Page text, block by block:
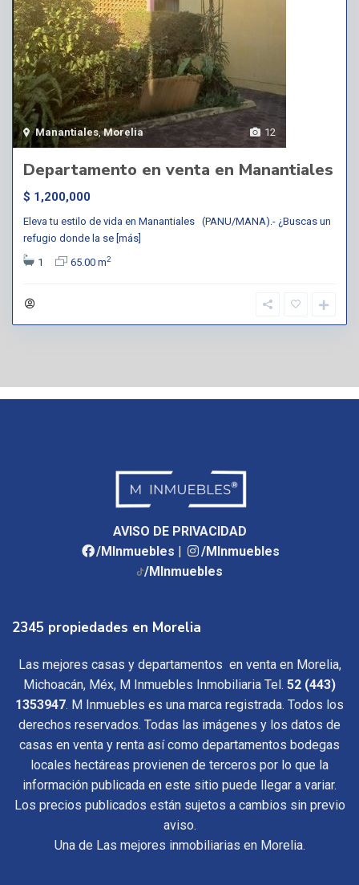
12
Manantiales,Morelia
Departamento en venta en Manantiales
$ 1,200,000
Eleva tu estilo de vida en Manantiales (PANU/MANA).- ¿Buscas un
refugio donde la se [más]
1
65.00 m2
AVISO DE PRIVACIDAD
/MInmuebles |
/MInmuebles
/MInmuebles
2345 propiedades en Morelia
Las mejores casas y departamentos en venta en Morelia,
Michoacán, Méx, M Inmuebles Inmobiliaria Tel. 52 (443)
1353947. M Inmuebles es una marca registrada. Todos los
derechos reservados. Todas las imágenes y los datos de
casas en venta y renta así como departamentos bodegas
locales hectáreas provienen de terceros por lo que la
información publicada en este sitio puede llegar a variar.
Los precios publicados están sujetos a cambios sin previo
aviso.
Una de Las mejores inmobiliarias en Morelia.